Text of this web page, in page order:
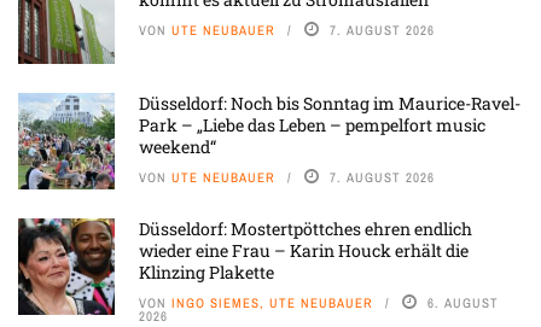
VON UTE NEUBAUER 7. AUGUST 2026
Düsseldorf: Noch bis Sonntag im Maurice-Ravel-
Park – „Liebe das Leben – pempelfort music
weekend“
VON UTE NEUBAUER 7. AUGUST 2026
Düsseldorf: Mostertpöttches ehren endlich
wieder eine Frau – Karin Houck erhält die
Klinzing Plakette
VON INGO SIEMES, UTE NEUBAUER 6. AUGUST
2026